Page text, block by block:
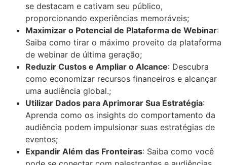
se destacam e cativam seu público,
proporcionando experiências memoráveis;
Maximizar o Potencial de Plataforma de Webinar:
Saiba como tirar o máximo proveito da plataforma
de webinar de última geração;
Reduzir Custos e Ampliar o Alcance: Descubra
como economizar recursos financeiros e alcançar
uma audiência global.;
Utilizar Dados para Aprimorar Sua Estratégia:
Aprenda como os insights do comportamento da
audiência podem impulsionar suas estratégias de
eventos;
Expandir Além das Fronteiras: Saiba como você